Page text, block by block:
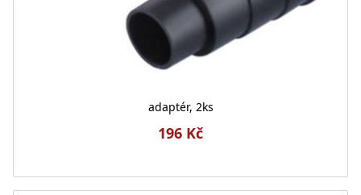
adaptér, 2ks
196 Kč